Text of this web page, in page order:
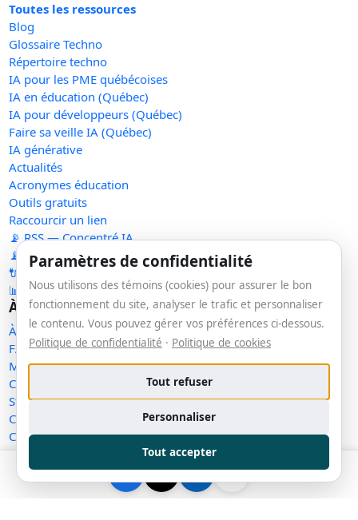
Toutes les ressources
Blog
Glossaire Techno
Répertoire techno
IA pour les PME québécoises
IA en éducation (Québec)
IA pour développeurs (Québec)
Faire sa veille IA (Québec)
IA générative
Actualités
Acronymes éducation
Outils gratuits
Raccourcir un lien
📡 RSS — Concentré IA
📡 RSS — Nouveaux outils
🔌 API publique
📊 Statistiques
À propos
À propos
FAQ
Méthodologie
Contact
Statut des services
Confidentialité
Conditions d'utilisation
Conditions de vente
Cookies
Exercer mes droits
Paramètres de confidentialité
Nous utilisons des témoins (cookies) pour assurer le bon
fonctionnement du site, analyser le trafic et personnaliser
le contenu. Vous pouvez gérer vos préférences ci-dessous.
Politique de confidentialité · Politique de cookies
Tout refuser
Personnaliser
Tout accepter